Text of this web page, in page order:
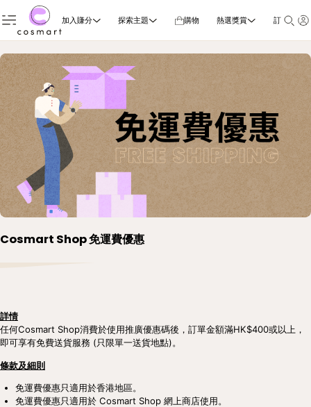
加入賺分 探索主題 購物 熱選獎賞 訂閱雜誌
Cosmart Shop 免運費優惠
詳情
任何Cosmart Shop消費於使用推廣優惠碼後，訂單金額滿HK$400或以上，
即可享有免費送貨服務 (只限單一送貨地點)。
條款及細則
免運費優惠只適用於香港地區。
免運費優惠只適用於 Cosmart Shop 網上商店使用。